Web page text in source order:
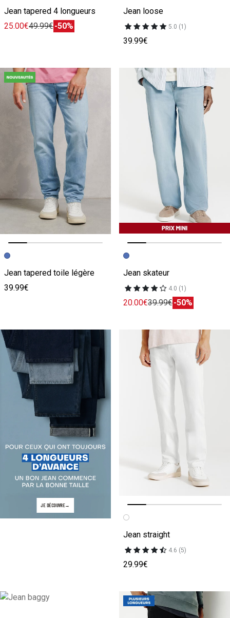
Jean tapered 4 longueurs
25.00€49.99€-50%
Jean loose
5.0 (1)
39.99€
Image précédente
Image suivante
Jean tapered toile légère
39.99€
Image précédente
Image suivante
Jean skateur
4.0 (1)
20.00€39.99€-50%
JE DÉCOUVRE
Image précédente
Image suivante
Jean straight
4.6 (5)
29.99€